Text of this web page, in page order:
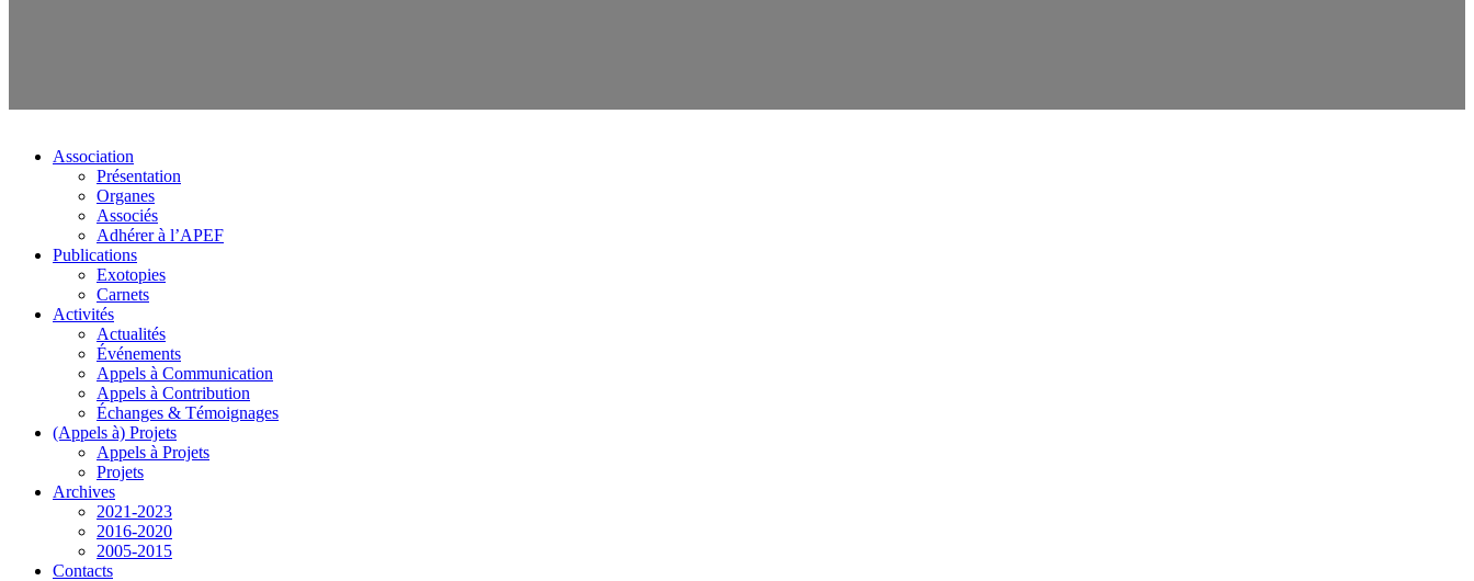
Association
Présentation
Organes
Associés
Adhérer à l’APEF
Publications
Exotopies
Carnets
Activités
Actualités
Événements
Appels à Communication
Appels à Contribution
Échanges & Témoignages
(Appels à) Projets
Appels à Projets
Projets
Archives
2021-2023
2016-2020
2005-2015
Contacts